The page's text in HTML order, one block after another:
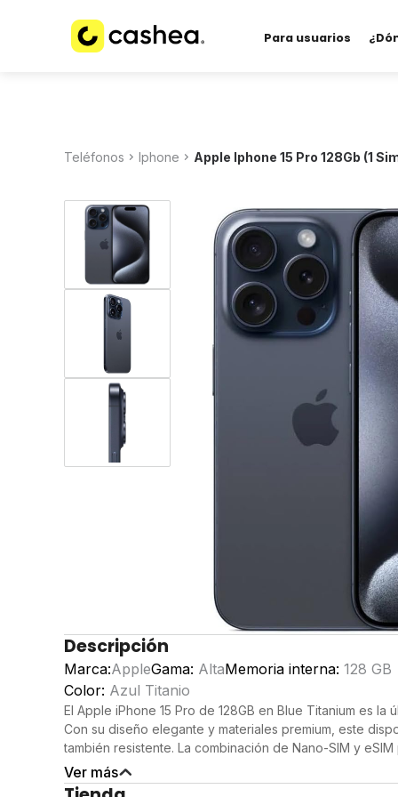
Para usuarios
Teléfonos Iphone Apple Iphone 15 Pro 128Gb (1
Descripción
Marca:AppleGama: AltaMemoria interna: 128 GB
Color: Azul Titanio
El Apple iPhone 15 Pro de 128GB en Blue Titanium es la
Con su diseño elegante y materiales premium, este
también resistente. La combinación de Nano-SIM y
conectividad, ideal para aquellos que requieren
La pantalla Super Retina XDR de 6.1 pulgadas ofrece
Ver más